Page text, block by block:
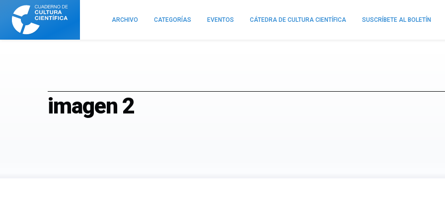
Cuaderno
Cultura
Científica
ARCHIVO CATEGORÍAS EVENTOS CÁTEDRA DE CULTURA CIENTÍFICA SUSCRÍBETE AL BOLETÍN
imagen 2